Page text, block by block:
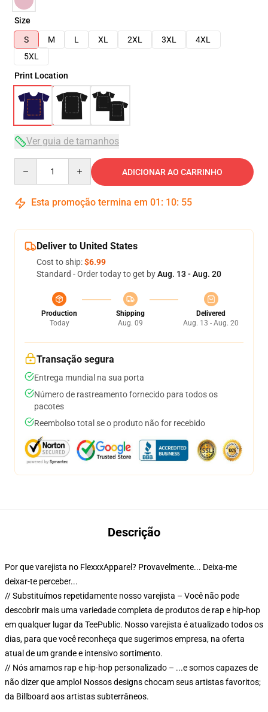
Size
S
M L XL 2XL 3XL
4XL
5XL
Print Location
Ver guia de tamanhos
ADICIONAR AO CARRINHO
Esta promoção termina em 01 : 10: 54
Deliver to United States
Cost to ship:$6.99
Standard - Order today to get byAug. 13 - Aug. 20
Production
Today
Shipping
Aug. 09
Delivered
Aug. 13 - Aug. 20
Transação segura
Entrega mundial na sua porta
Número de rastreamento fornecido para todos os
pacotes
Reembolso total se o produto não for recebido
Descrição
Por que varejista no FlexxxApparel? Provavelmente... Deixa-me
deixar-te perceber...
// Substituímos repetidamente nosso varejista – Você não pode
descobrir mais uma variedade completa de produtos de rap e hip-hop
em qualquer lugar da TeePublic. Nosso varejista é atualizado todos os
dias, para que você reconheça que sugerimos empresa, na oferta
atual de um grande e intensivo sortimento.
// Nós amamos rap e hip-hop personalizado – ...e somos capazes de
não dizer que amplo! Nossos designs chocam seus artistas favoritos;
da Billboard aos artistas subterrâneos.